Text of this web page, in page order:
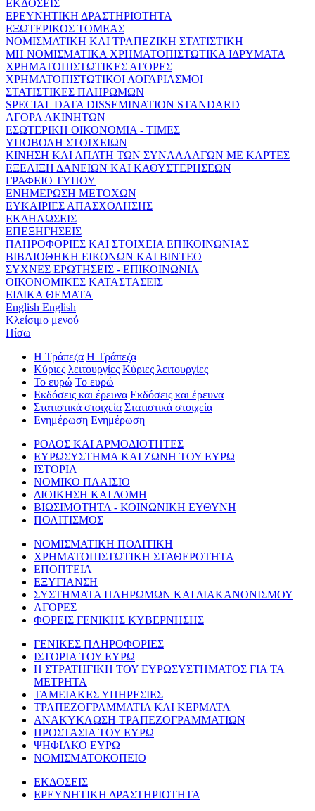
ΕΚΔΟΣΕΙΣ
ΕΡΕΥΝΗΤΙΚΗ ΔΡΑΣΤΗΡΙΟΤΗΤΑ
ΕΞΩΤΕΡΙΚΟΣ ΤΟΜΕΑΣ
ΝΟΜΙΣΜΑΤΙΚΗ ΚΑΙ ΤΡΑΠΕΖΙΚΗ ΣΤΑΤΙΣΤΙΚΗ
ΜΗ ΝΟΜΙΣΜΑΤΙΚΑ ΧΡΗΜΑΤΟΠΙΣΤΩΤΙΚΑ ΙΔΡΥΜΑΤΑ
ΧΡΗΜΑΤΟΠΙΣΤΩΤΙΚΕΣ ΑΓΟΡΕΣ
ΧΡΗΜΑΤΟΠΙΣΤΩΤΙΚΟΙ ΛΟΓΑΡΙΑΣΜΟΙ
ΣΤΑΤΙΣΤΙΚΕΣ ΠΛΗΡΩΜΩΝ
SPECIAL DATA DISSEMINATION STANDARD
ΑΓΟΡΑ ΑΚΙΝΗΤΩΝ
ΕΣΩΤΕΡΙΚΗ ΟΙΚΟΝΟΜΙΑ - ΤΙΜΕΣ
ΥΠΟΒΟΛΗ ΣΤΟΙΧΕΙΩΝ
ΚΙΝΗΣΗ ΚΑΙ ΑΠΑΤΗ ΤΩΝ ΣΥΝΑΛΛΑΓΩΝ ΜΕ ΚΑΡΤΕΣ
ΕΞΕΛΙΞΗ ΔΑΝΕΙΩΝ ΚΑΙ ΚΑΘΥΣΤΕΡΗΣΕΩΝ
ΓΡΑΦΕΙΟ ΤΥΠΟΥ
ΕΝΗΜΕΡΩΣΗ ΜΕΤΟΧΩΝ
ΕΥΚΑΙΡΙΕΣ ΑΠΑΣΧΟΛΗΣΗΣ
ΕΚΔΗΛΩΣΕΙΣ
ΕΠΕΞΗΓΗΣΕΙΣ
ΠΛΗΡΟΦΟΡΙΕΣ ΚΑΙ ΣΤΟΙΧΕΙΑ ΕΠΙΚΟΙΝΩΝΙΑΣ
ΒΙΒΛΙΟΘΗΚΗ ΕΙΚΟΝΩΝ ΚΑΙ ΒΙΝΤΕΟ
ΣΥΧΝΕΣ ΕΡΩΤΗΣΕΙΣ - ΕΠΙΚΟΙΝΩΝΙΑ
ΟΙΚΟΝΟΜΙΚΕΣ ΚΑΤΑΣΤΑΣΕΙΣ
ΕΙΔΙΚΑ ΘΕΜΑΤΑ
English English
Κλείσιμο μενού
Πίσω
Η Τράπεζα Η Τράπεζα
Κύριες λειτουργίες Κύριες λειτουργίες
Το ευρώ Το ευρώ
Εκδόσεις και έρευνα Εκδόσεις και έρευνα
Στατιστικά στοιχεία Στατιστικά στοιχεία
Ενημέρωση Ενημέρωση
ΡΟΛΟΣ ΚΑΙ ΑΡΜΟΔΙΟΤΗΤΕΣ
ΕΥΡΩΣΥΣΤΗΜΑ ΚΑΙ ΖΩΝΗ ΤΟΥ ΕΥΡΩ
ΙΣΤΟΡΙΑ
ΝΟΜΙΚΟ ΠΛΑΙΣΙΟ
ΔΙΟΙΚΗΣΗ ΚΑΙ ΔΟΜΗ
ΒΙΩΣΙΜΟΤΗΤΑ - ΚΟΙΝΩΝΙΚΗ ΕΥΘΥΝΗ
ΠΟΛΙΤΙΣΜΟΣ
ΝΟΜΙΣΜΑΤΙΚΗ ΠΟΛΙΤΙΚΗ
ΧΡΗΜΑΤΟΠΙΣΤΩΤΙΚΗ ΣΤΑΘΕΡΟΤΗΤΑ
ΕΠΟΠΤΕΙΑ
ΕΞΥΓΙΑΝΣΗ
ΣΥΣΤΗΜΑΤΑ ΠΛΗΡΩΜΩΝ ΚΑΙ ΔΙΑΚΑΝΟΝΙΣΜΟΥ
ΑΓΟΡΕΣ
ΦΟΡΕΙΣ ΓΕΝΙΚΗΣ ΚΥΒΕΡΝΗΣΗΣ
ΓΕΝΙΚΕΣ ΠΛΗΡΟΦΟΡΙΕΣ
ΙΣΤΟΡΙΑ ΤΟΥ ΕΥΡΩ
Η ΣΤΡΑΤΗΓΙΚΗ ΤΟΥ ΕΥΡΩΣΥΣΤΗΜΑΤΟΣ ΓΙΑ ΤΑ
ΜΕΤΡΗΤΑ
ΤΑΜΕΙΑΚΕΣ ΥΠΗΡΕΣΙΕΣ
ΤΡΑΠΕΖΟΓΡΑΜΜΑΤΙΑ ΚΑΙ ΚΕΡΜΑΤΑ
ΑΝΑΚΥΚΛΩΣΗ ΤΡΑΠΕΖΟΓΡΑΜΜΑΤΙΩΝ
ΠΡΟΣΤΑΣΙΑ ΤΟΥ ΕΥΡΩ
ΨΗΦΙΑΚΟ ΕΥΡΩ
ΝΟΜΙΣΜΑΤΟΚΟΠΕΙΟ
ΕΚΔΟΣΕΙΣ
ΕΡΕΥΝΗΤΙΚΗ ΔΡΑΣΤΗΡΙΟΤΗΤΑ